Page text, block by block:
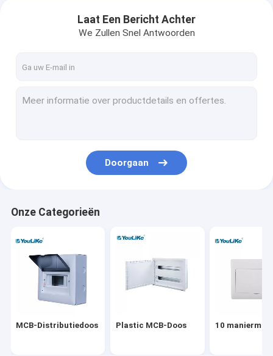
10 maniermcb Doos
Enige Fasemcb Doos
Gelijk zet Distributiedoos op
Het openluchtcomité van de Machtsdistributie
Equipotentiale Doos
Laat Een Bericht Achter
We Zullen Snel Antwoorden
Doorgaan
Onze Categorieën
MCB-Distributiedoos Plastic MCB-Doos 10 maniermcb